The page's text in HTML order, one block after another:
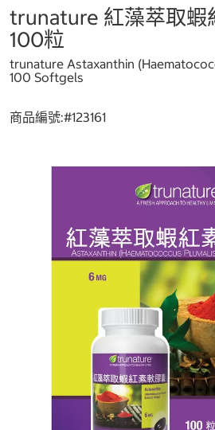
trunature 紅藻萃取蝦
100粒
trunature Astaxanthin
100 Softgels
商品編號:#123161